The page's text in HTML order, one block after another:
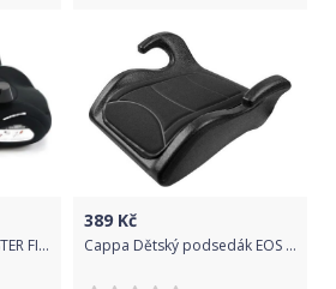
Asalvo Podsedák BOOSTER FIX s isofixem 2022 black
389 Kč
Cappa Dětský podsedák EOS NAKED černý